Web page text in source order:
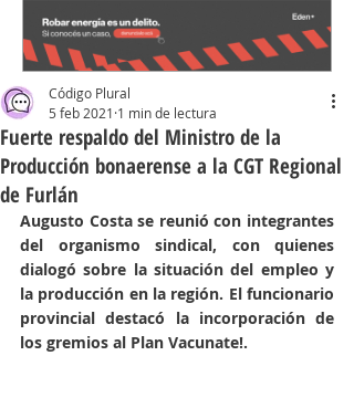
Fuerte respaldo del Ministro de la
Producción bonaerense a la CGT Regional
de Furlán
Código Plural
5 feb 2021 1 min de lectura
Augusto Costa se reunió con integrantes
del organismo sindical, con quienes
dialogó sobre la situación del empleo y
la producción en la región. El funcionario
provincial destacó la incorporación de
los gremios al Plan Vacunate!.